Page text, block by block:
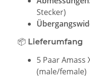
Stecker)
📦 Lieferumfang
5 Paar Amass
(male/female)